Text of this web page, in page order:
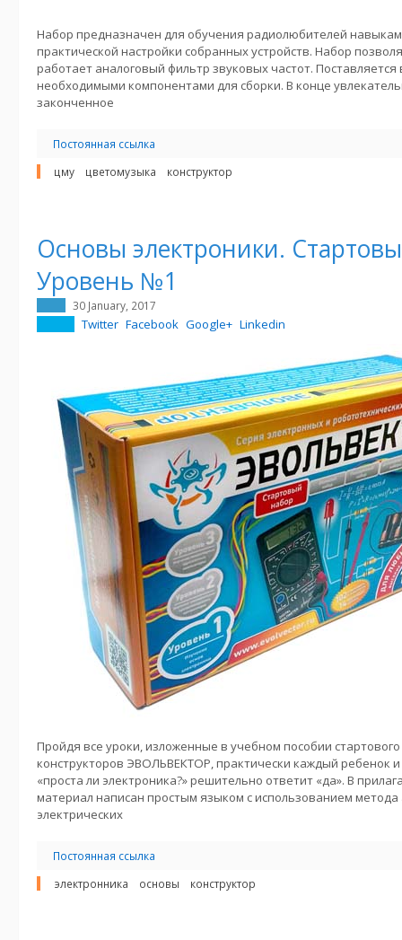
Набор предназначен для обучения радиолюбителей
практической настройки собранных устройств. Набор
работает аналоговый фильтр звуковых частот. Поставляется
необходимыми компонентами для сборки. В конце
законченное
Постоянная ссылка
цму
цветомузыка конструктор
Основы электроники.
Уровень №1
30 January, 2017
Twitter Facebook Google+ Linkedin
Пройдя все уроки, изложенные в учебном пособии
конструкторов ЭВОЛЬВЕКТОР, практически каждый ребенок
«проста ли электроника?» решительно ответит «да». В
материал написан простым языком с использованием
электрических
Постоянная ссылка
электронника
основы конструктор